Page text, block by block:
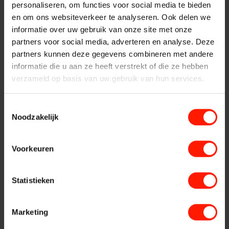
personaliseren, om functies voor social media te bieden
en om ons websiteverkeer te analyseren. Ook delen we
informatie over uw gebruik van onze site met onze
partners voor social media, adverteren en analyse. Deze
partners kunnen deze gegevens combineren met andere
informatie die u aan ze heeft verstrekt of die ze hebben
verzameld op basis van uw gebruik van hun services.
Noodzakelijk
Voorkeuren
Statistieken
Marketing
Centers
Financiële
Instellingen
Openbare Orde &
Veiligheid
Verkeersleiding
Providers
Vervangende systemen
Systeemonderhoud
Implementatie
Services
Contact
radarschermen in (lucht)verkeersleidingcentra. ‘At The Glass
Recording’ vindt plaats met non-intrusive fysieke screen
recording units. Deze recording units ondersteunen VGA,
DVI en Display Port signalen met alle resoluties (inclusief 4K
schermen) en bieden lossless compression voor een optimale
kwaliteit.
Opname van H.264 signalen vanuit Screen Recording
Aansturing van screen
plaatsvinden:
Aansturing in combinatie met het op te nemen